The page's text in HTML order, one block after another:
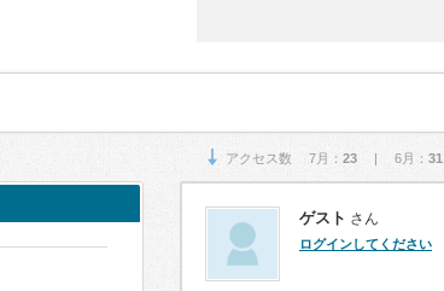
アクセス数 7月： 23 | 6月： 31
ゲスト さん
ログインしてください